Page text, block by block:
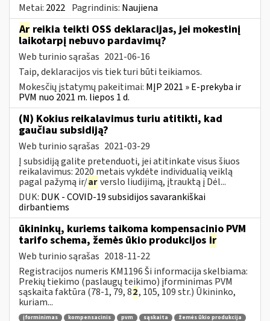
Metai: 2022 Pagrindinis: Naujiena
Ar reikia teikti OSS deklaracijas, jei mokestinį
laikotarpį nebuvo pardavimų?
Web turinio sąrašas 2021-06-16
Taip, deklaracijos vis tiek turi būti teikiamos.
Mokesčių įstatymų pakeitimai: MĮP 2021 » E-prekyba ir
PVM nuo 2021 m. liepos 1 d.
(N) Kokius reikalavimus turiu atitikti, kad
gaučiau subsidiją?
Web turinio sąrašas 2021-03-29
Į subsidiją galite pretenduoti, jei atitinkate visus šiuos
reikalavimus: 2020 metais vykdėte individualią veiklą
pagal pažymą ir/arverslo liudijimą, įtrauktą į Dėl...
DUK: DUK - COVID-19 subsidijos savarankiškai
dirbantiems
ūkininkų, kuriems taikoma kompensacinio PVM
tarifo schema, žemės ūkio produkcijos ir
Web turinio sąrašas 2018-11-22
Registracijos numeris KM1196 Ši informacija skelbiama:
Prekių tiekimo (paslaugų teikimo) įforminimas PVM
sąskaita faktūra (78-1, 79, 82, 105, 109 str.) Ūkininko,
kuriam...
įforminimas kompensacinis pvm sąskaita žemės ūkio produkcija